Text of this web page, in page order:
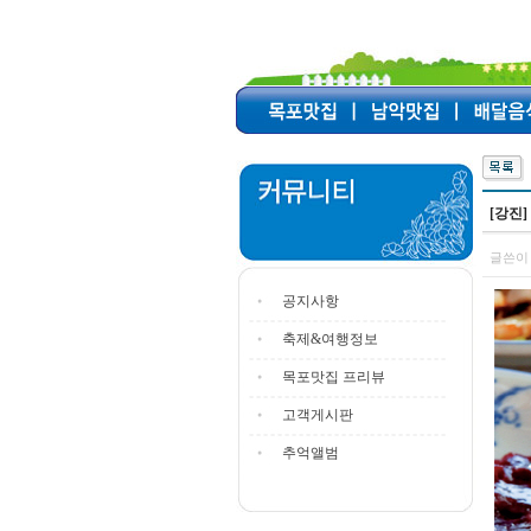
공지사항
축제&여행정보
목포맛집 프리뷰
고객게시판
추억앨범
[강진]
글쓴이